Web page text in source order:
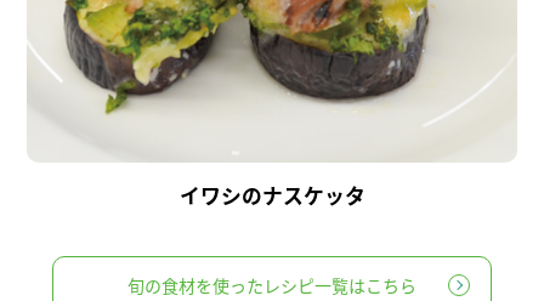
イワシのナスケッタ
旬の食材を使ったレシピ一覧はこちら